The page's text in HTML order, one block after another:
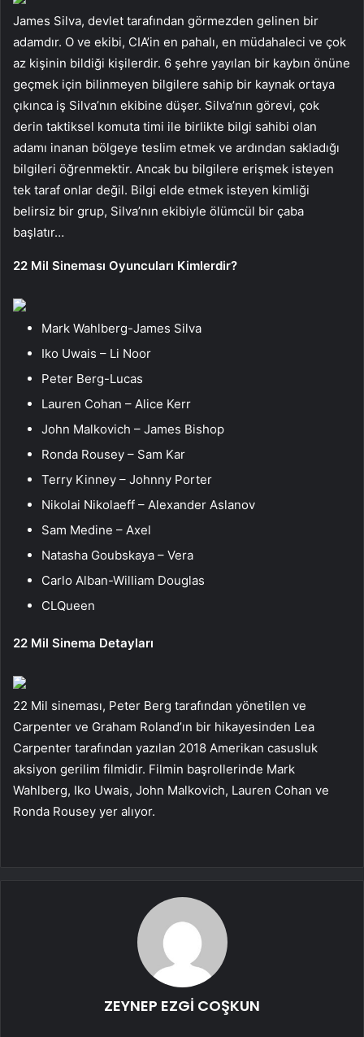
James Silva, devlet tarafından görmezden gelinen bir
adamdır. O ve ekibi, CIA’in en pahalı, en müdahaleci ve çok
az kişinin bildiği kişilerdir. 6 şehre yayılan bir kaybın önüne
geçmek için bilinmeyen bilgilere sahip bir kaynak ortaya
çıkınca iş Silva’nın ekibine düşer. Silva’nın görevi, çok
derin taktiksel komuta timi ile birlikte bilgi sahibi olan
adamı inanan bölgeye teslim etmek ve ardından sakladığı
bilgileri öğrenmektir. Ancak bu bilgilere erişmek isteyen
tek taraf onlar değil. Bilgi elde etmek isteyen kimliği
belirsiz bir grup, Silva’nın ekibiyle ölümcül bir çaba
başlatır…
22 Mil Sineması Oyuncuları Kimlerdir?
Mark Wahlberg-James Silva
Iko Uwais – Li Noor
Peter Berg-Lucas
Lauren Cohan – Alice Kerr
John Malkovich – James Bishop
Ronda Rousey – Sam Kar
Terry Kinney – Johnny Porter
Nikolai Nikolaeff – Alexander Aslanov
Sam Medine – Axel
Natasha Goubskaya – Vera
Carlo Alban-William Douglas
CLQueen
22 Mil Sinema Detayları
22 Mil sineması, Peter Berg tarafından yönetilen ve
Carpenter ve Graham Roland’ın bir hikayesinden Lea
Carpenter tarafından yazılan 2018 Amerikan casusluk
aksiyon gerilim filmidir. Filmin başrollerinde Mark
Wahlberg, Iko Uwais, John Malkovich, Lauren Cohan ve
Ronda Rousey yer alıyor.
ZEYNEP EZGİ COŞKUN